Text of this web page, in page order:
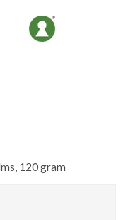
120 gram